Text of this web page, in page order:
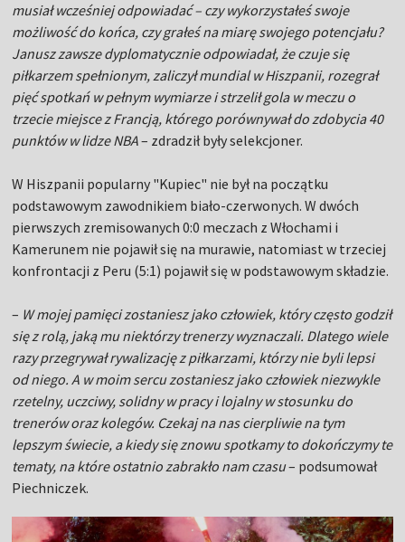
musiał wcześniej odpowiadać – czy wykorzystałeś swoje
możliwość do końca, czy grałeś na miarę swojego potencjału?
Janusz zawsze dyplomatycznie odpowiadał, że czuje się
piłkarzem spełnionym, zaliczył mundial w Hiszpanii, rozegrał
pięć spotkań w pełnym wymiarze i strzelił gola w meczu o
trzecie miejsce z Francją, którego porównywał do zdobycia 40
punktów w lidze NBA– zdradził były selekcjoner.
W Hiszpanii popularny "Kupiec" nie był na początku
podstawowym zawodnikiem biało-czerwonych. W dwóch
pierwszych zremisowanych 0:0 meczach z Włochami i
Kamerunem nie pojawił się na murawie, natomiast w trzeciej
konfrontacji z Peru (5:1) pojawił się w podstawowym składzie.
– W mojej pamięci zostaniesz jako człowiek, który często godził
się z rolą, jaką mu niektórzy trenerzy wyznaczali. Dlatego wiele
razy przegrywał rywalizację z piłkarzami, którzy nie byli lepsi
od niego. A w moim sercu zostaniesz jako człowiek niezwykle
rzetelny, uczciwy, solidny w pracy i lojalny w stosunku do
trenerów oraz kolegów. Czekaj na nas cierpliwie na tym
lepszym świecie, a kiedy się znowu spotkamy to dokończymy te
tematy, na które ostatnio zabrakło nam czasu– podsumował
Piechniczek.